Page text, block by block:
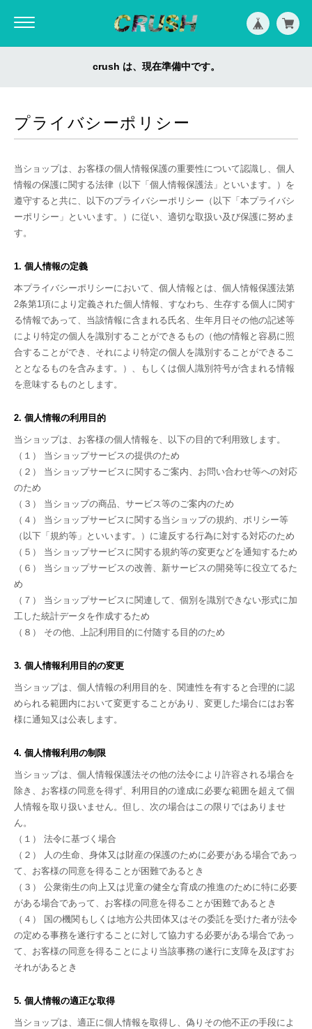
crush は、現在準備中です。
プライバシーポリシー
当ショップは、お客様の個人情報保護の重要性について認識し、個人
情報の保護に関する法律（以下「個人情報保護法」といいます。）を
遵守すると共に、以下のプライバシーポリシー（以下「本プライバシ
ーポリシー」といいます。）に従い、適切な取扱い及び保護に努めま
す。
1. 個人情報の定義
本プライバシーポリシーにおいて、個人情報とは、個人情報保護法第
2条第1項により定義された個人情報、すなわち、生存する個人に関す
る情報であって、当該情報に含まれる氏名、生年月日その他の記述等
により特定の個人を識別することができるもの（他の情報と容易に照
合することができ、それにより特定の個人を識別することができるこ
ととなるものを含みます。）、もしくは個人識別符号が含まれる情報
を意味するものとします。
2. 個人情報の利用目的
当ショップは、お客様の個人情報を、以下の目的で利用致します。
（１） 当ショップサービスの提供のため
（２） 当ショップサービスに関するご案内、お問い合わせ等への対応
のため
（３） 当ショップの商品、サービス等のご案内のため
（４） 当ショップサービスに関する当ショップの規約、ポリシー等
（以下「規約等」といいます。）に違反する行為に対する対応のため
（５） 当ショップサービスに関する規約等の変更などを通知するため
（６） 当ショップサービスの改善、新サービスの開発等に役立てるた
め
（７） 当ショップサービスに関連して、個別を識別できない形式に加
工した統計データを作成するため
（８） その他、上記利用目的に付随する目的のため
3. 個人情報利用目的の変更
当ショップは、個人情報の利用目的を、関連性を有すると合理的に認
められる範囲内において変更することがあり、変更した場合にはお客
様に通知又は公表します。
4. 個人情報利用の制限
当ショップは、個人情報保護法その他の法令により許容される場合を
除き、お客様の同意を得ず、利用目的の達成に必要な範囲を超えて個
人情報を取り扱いません。但し、次の場合はこの限りではありませ
ん。
（１） 法令に基づく場合
（２） 人の生命、身体又は財産の保護のために必要がある場合であっ
て、お客様の同意を得ることが困難であるとき
（３） 公衆衛生の向上又は児童の健全な育成の推進のために特に必要
がある場合であって、お客様の同意を得ることが困難であるとき
（４） 国の機関もしくは地方公共団体又はその委託を受けた者が法令
の定める事務を遂行することに対して協力する必要がある場合であっ
て、お客様の同意を得ることにより当該事務の遂行に支障を及ぼすお
それがあるとき
5. 個人情報の適正な取得
当ショップは、適正に個人情報を取得し、偽りその他不正の手段によ